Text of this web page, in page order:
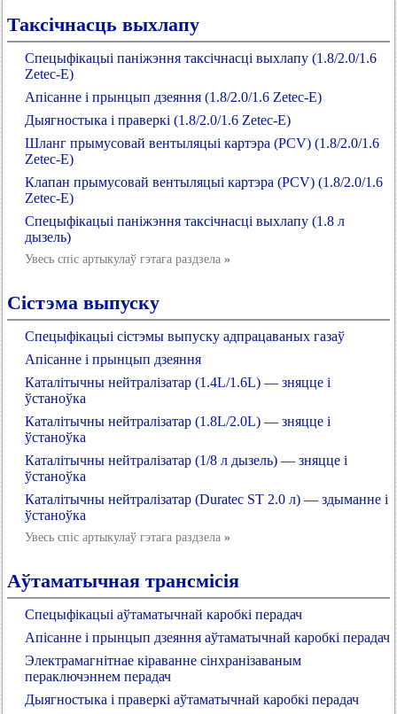
Таксічнасць выхлапу
Спецыфікацыі паніжэння таксічнасці выхлапу (1.8/2.0/1.6
Zetec-E)
Апісанне і прынцып дзеяння (1.8/2.0/1.6 Zetec-E)
Дыягностыка і праверкі (1.8/2.0/1.6 Zetec-E)
Шланг прымусовай вентыляцыі картэра (PCV) (1.8/2.0/1.6
Zetec-E)
Клапан прымусовай вентыляцыі картэра (PCV) (1.8/2.0/1.6
Zetec-E)
Спецыфікацыі паніжэння таксічнасці выхлапу (1.8 л
дызель)
Увесь спіс артыкулаў гэтага раздзела »
Сістэма выпуску
Спецыфікацыі сістэмы выпуску адпрацаваных газаў
Апісанне і прынцып дзеяння
Каталітычны нейтралізатар (1.4L/1.6L) — зняцце і
ўстаноўка
Каталітычны нейтралізатар (1.8L/2.0L) — зняцце і
ўстаноўка
Каталітычны нейтралізатар (1/8 л дызель) — зняцце і
ўстаноўка
Каталітычны нейтралізатар (Duratec ST 2.0 л) — здыманне і
ўстаноўка
Увесь спіс артыкулаў гэтага раздзела »
Аўтаматычная трансмісія
Спецыфікацыі аўтаматычнай каробкі перадач
Апісанне і прынцып дзеяння аўтаматычнай каробкі перадач
Электрамагнітнае кіраванне сінхранізаваным
пераключэннем перадач
Дыягностыка і праверкі аўтаматычнай каробкі перадач